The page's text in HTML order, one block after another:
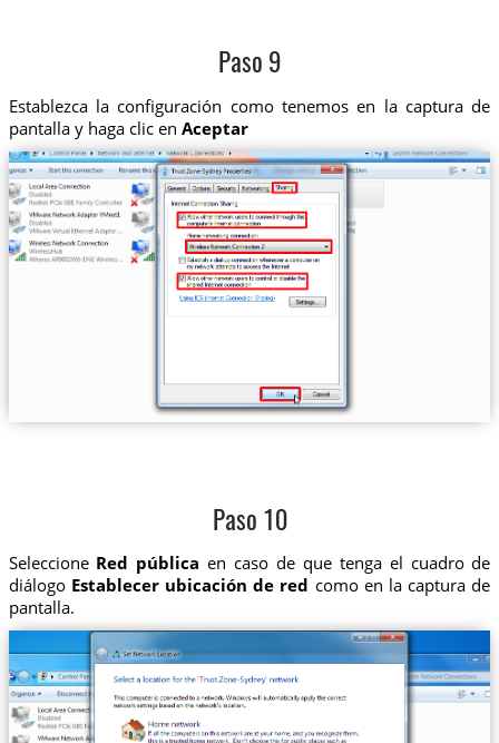
Paso 9
Establezca la configuración como tenemos en la captura de
pantalla y haga clic en Aceptar
Paso 10
Seleccione Red pública en caso de que tenga el cuadro de
diálogo Establecer ubicación de red como en la captura de
pantalla.